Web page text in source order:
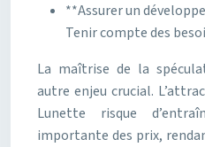
**Assurer un
Tenir compte des
La maîtrise de la
autre enjeu crucial.
Lunette risque
importante des prix,